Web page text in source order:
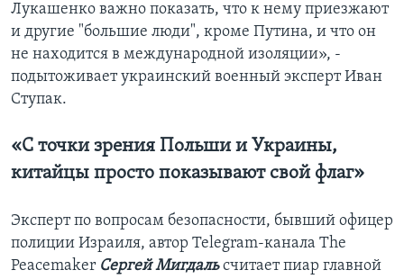
Лукашенко важно показать, что к нему приезжают
и другие "большие люди", кроме Путина, и что он
не находится в международной изоляции», -
подытоживает украинский военный эксперт Иван
Ступак.
«С точки зрения Польши и Украины,
китайцы просто показывают свой флаг»
Эксперт по вопросам безопасности, бывший офицер
полиции Израиля, автор Telegram-канала The
Peacemaker Сергей Мигдальсчитает пиар главной